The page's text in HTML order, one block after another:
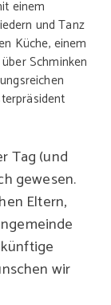
einem
und Tanz
Küche, einem
Schminken
Tag (und
gewesen.
Eltern,
wir